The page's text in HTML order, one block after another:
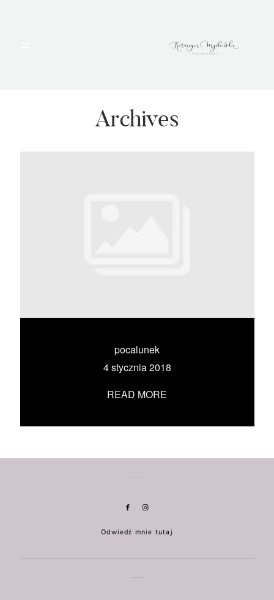
Archives
pocalunek
4 stycznia 2018
READ MORE
PORTFOLIO
UMÓW SIĘ ZE MNĄ →
Odwiedź mnie tutaj